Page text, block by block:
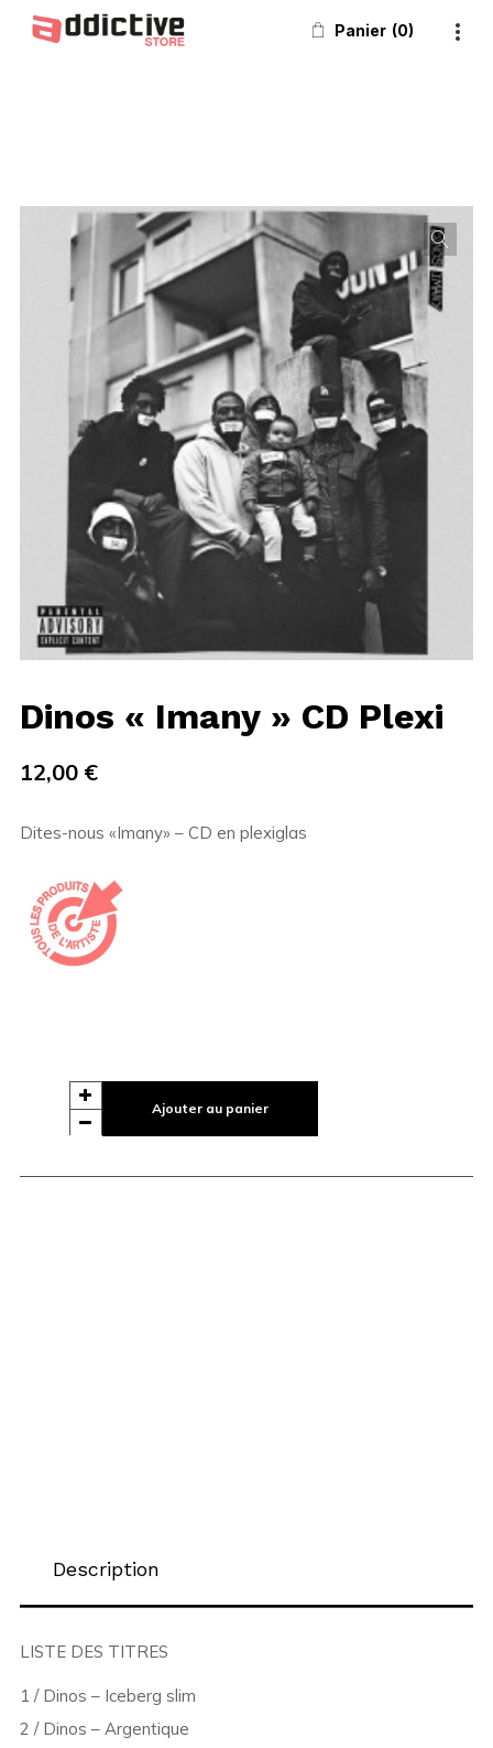
Panier 0
Dinos « Imany » CD Plexi
12,00 €
Dites-nous «Imany» – CD en plexiglas
Ajouter au panier
Description
LISTE DES TITRES
1 / Dinos – Iceberg slim
2 / Dinos – Argentique